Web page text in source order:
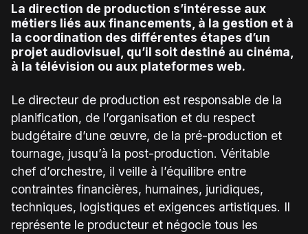
La direction de production s’intéresse aux
métiers liés aux financements, à la gestion et à
la coordination des différentes étapes d’un
projet audiovisuel, qu’il soit destiné au cinéma,
à la télévision ou aux plateformes web.
Le directeur de production est responsable de la
planification, de l’organisation et du respect
budgétaire d’une œuvre, de la pré-production et
tournage, jusqu’à la post-production. Véritable
chef d’orchestre, il veille à l’équilibre entre
contraintes financières, humaines, juridiques,
techniques, logistiques et exigences artistiques. Il
représente le producteur et négocie tous les